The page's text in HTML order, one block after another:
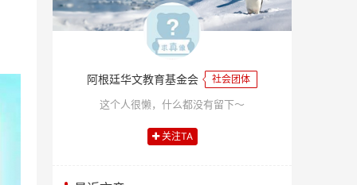
阿根廷华文教育基金会 社会团体
这个人很懒，什么都没有留下～
关注TA